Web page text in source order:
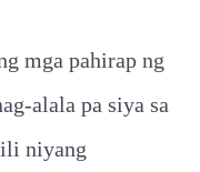
mga pahirap ng
alala pa siya sa
niyang